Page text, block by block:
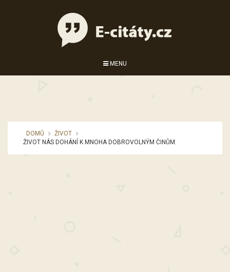
MENU
DOMŮ
ŽIVOT
ŽIVOT NÁS DOHÁNÍ K MNOHA DOBROVOLNÝM ČINŮM.